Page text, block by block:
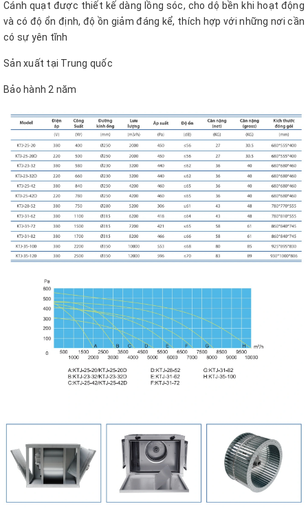
Cánh quạt được thiết kế dàng lồng sóc, cho dộ bền khi hoạt động
và có độ ổn định, độ ồn giảm đáng kể, thích hợp với những nơi cần
có sự yên tĩnh
Sản xuất tại Trung quốc
Bảo hành 2 năm